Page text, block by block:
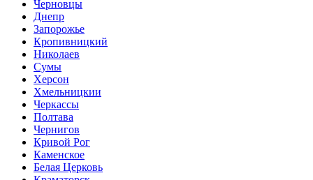
Черновцы
Днепр
Запорожье
Кропивницкий
Николаев
Сумы
Херсон
Хмельницкии
Черкассы
Полтава
Чернигов
Кривой Рог
Каменское
Белая Церковь